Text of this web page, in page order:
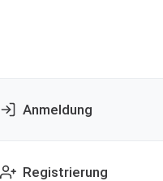
Anmeldung
Registrierung